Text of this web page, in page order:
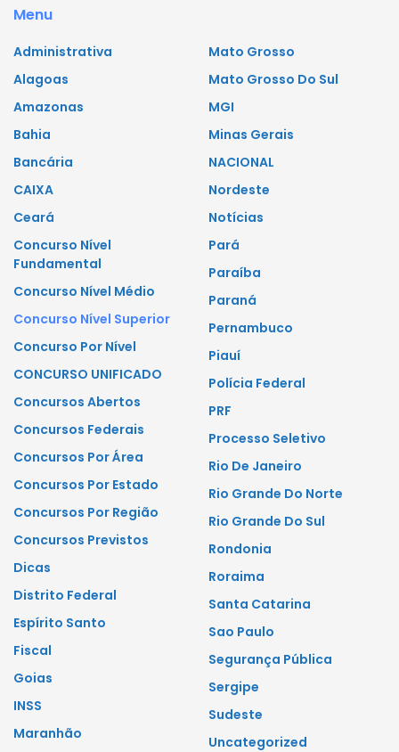
Menu
Administrativa
Alagoas
Amazonas
Bahia
Bancária
CAIXA
Ceará
Concurso Nível
Fundamental
Concurso Nível Médio
Concurso Nível Superior
Concurso Por Nível
CONCURSO UNIFICADO
Concursos Abertos
Concursos Federais
Concursos Por Área
Concursos Por Estado
Concursos Por Região
Concursos Previstos
Dicas
Distrito Federal
Espírito Santo
Fiscal
Goias
INSS
Maranhão
Mato Grosso
Mato Grosso Do Sul
MGI
Minas Gerais
NACIONAL
Nordeste
Notícias
Pará
Paraíba
Paraná
Pernambuco
Piauí
Polícia Federal
PRF
Processo Seletivo
Rio De Janeiro
Rio Grande Do Norte
Rio Grande Do Sul
Rondonia
Roraima
Santa Catarina
Sao Paulo
Segurança Pública
Sergipe
Sudeste
Uncategorized